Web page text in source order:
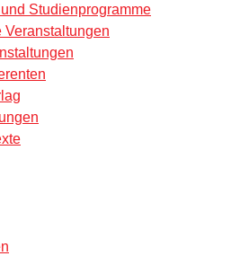
Studienprogramme
Veranstaltungen